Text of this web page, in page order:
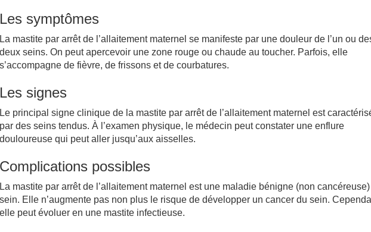
Les symptômes
La mastite par arrêt de l’allaitement maternel se manifeste par une douleur de l’un ou
deux seins. On peut apercevoir une zone rouge ou chaude au toucher. Parfois, elle
s’accompagne de fièvre, de frissons et de courbatures.
Les signes
Le principal signe clinique de la mastite par arrêt de l’allaitement maternel est
par des seins tendus. À l’examen physique, le médecin peut constater une enflure
douloureuse qui peut aller jusqu’aux aisselles.
Complications possibles
La mastite par arrêt de l’allaitement maternel est une maladie bénigne (non
sein. Elle n’augmente pas non plus le risque de développer un cancer du sein.
elle peut évoluer en une mastite infectieuse.